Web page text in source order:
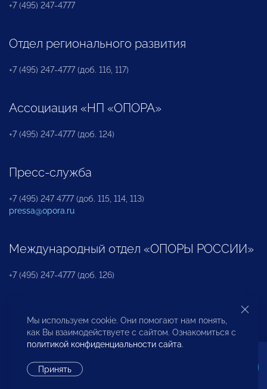
+7 (495) 247-4777
Отдел регионального развития
+7 (495) 247-4777 (доб. 116, 117)
Ассоциация «НП «ОПОРА»
+7 (495) 247-4777 (доб. 124)
Пресс-служба
+7 (495) 247 4777 (доб. 115, 114, 113)
pressa@opora.ru
Международный отдел «ОПОРЫ РОССИИ»
+7 (495) 247-4777 (доб. 126)
Бюро по защите прав предпринимателей и
инвесторов
Мы используем cookie. Они помогают нам понять,
как Вы взаимодействуете с сайтом. Ознакомиться с
политикой конфиденциальности сайта.
Принять